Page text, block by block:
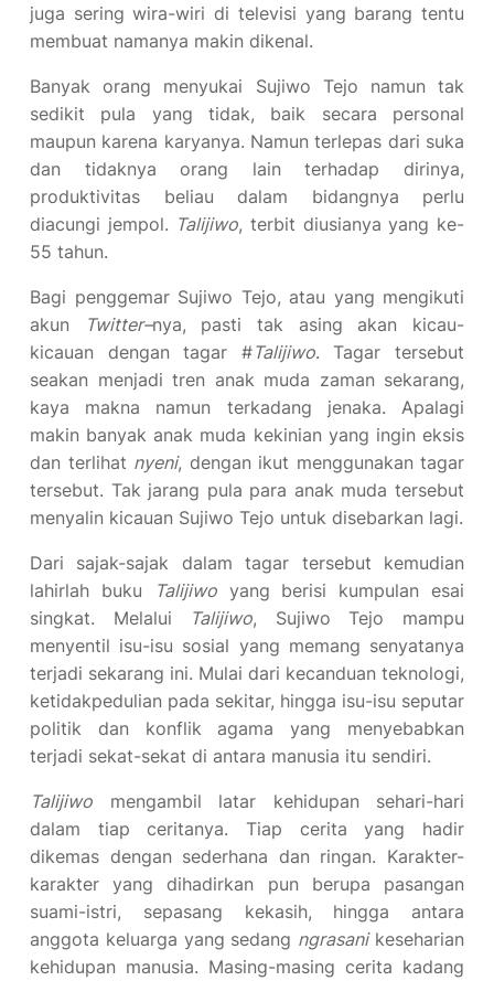
juga sering wira-wiri di televisi yang barang tentu
membuat namanya makin dikenal.
Banyak orang menyukai Sujiwo Tejo namun tak
sedikit pula yang tidak, baik secara personal
maupun karena karyanya. Namun terlepas dari suka
dan tidaknya orang lain terhadap dirinya,
produktivitas beliau dalam bidangnya perlu
diacungi jempol. Talijiwo, terbit diusianya yang ke-
55 tahun.
Bagi penggemar Sujiwo Tejo, atau yang mengikuti
akun
Twitter–nya, pasti tak asing akan kicau-
kicauan dengan tagar #Talijiwo. Tagar tersebut
seakan menjadi tren anak muda zaman sekarang,
kaya makna namun terkadang jenaka. Apalagi
makin banyak anak muda kekinian yang ingin eksis
dan terlihat nyeni, dengan ikut menggunakan tagar
tersebut. Tak jarang pula para anak muda tersebut
menyalin kicauan Sujiwo Tejo untuk disebarkan lagi.
Dari sajak-sajak dalam tagar tersebut kemudian
lahirlah buku
Talijiwoyang berisi kumpulan esai
singkat. Melalui
Talijiwo, Sujiwo Tejo mampu
menyentil isu-isu sosial yang memang senyatanya
terjadi sekarang ini. Mulai dari kecanduan teknologi,
ketidakpedulian pada sekitar, hingga isu-isu seputar
politik dan konflik agama yang menyebabkan
terjadi sekat-sekat di antara manusia itu sendiri.
Talijiwo mengambil latar kehidupan sehari-hari
dalam tiap ceritanya. Tiap cerita yang hadir
dikemas dengan sederhana dan ringan. Karakter-
karakter yang dihadirkan pun berupa pasangan
suami-istri, sepasang kekasih, hingga antara
anggota keluarga yang sedang ngrasanikeseharian
kehidupan manusia. Masing-masing cerita kadang